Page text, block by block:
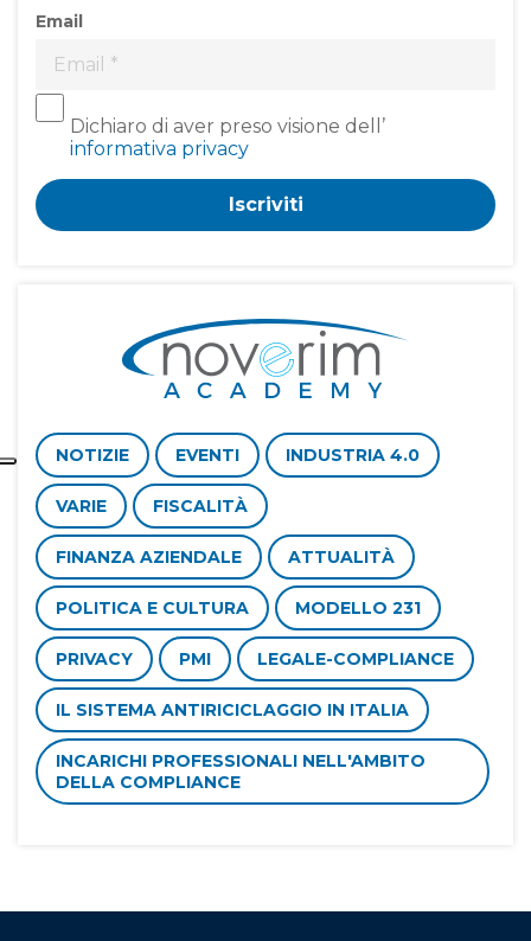
Email
Dichiaro di aver preso visione dell’
informativa privacy
Iscriviti
NOTIZIE EVENTI INDUSTRIA 4.0
VARIE FISCALITÀ
FINANZA AZIENDALE ATTUALITÀ
POLITICA E CULTURA MODELLO 231
PRIVACY PMI LEGALE-COMPLIANCE
IL SISTEMA ANTIRICICLAGGIO IN ITALIA
INCARICHI PROFESSIONALI NELL'AMBITO
DELLA COMPLIANCE